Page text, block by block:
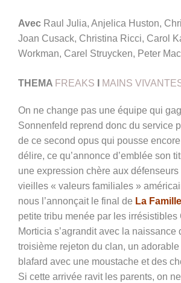
Avec Raul Julia, Anjelica Huston,
Joan Cusack, Christina Ricci, Carol
Workman, Carel Struycken, Peter
THEMA FREAKS MAINS
On ne change pas une équipe qui
Sonnenfeld reprend donc du service
de ce second opus qui pousse
délire, ce qu’annonce d’emblée son
une expression chère aux
vieilles « valeurs familiales »
nous l’annonçait le final de La
petite tribu menée par les irrésistibles
Morticia s’agrandit avec la naissance
troisième rejeton du clan, un
blafard avec une moustache et des
Si cette arrivée ravit les parents, on